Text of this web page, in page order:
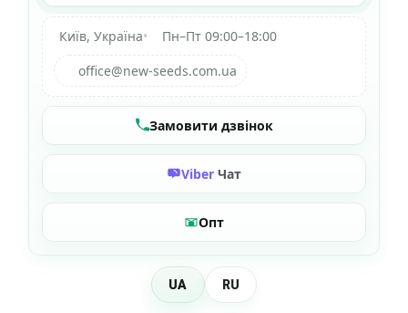
Київ, Україна•
Пн–Пт 09:00–18:00
office@new-seeds.com.ua
Замовити дзвінок
Viber Чат
Опт
UA RU